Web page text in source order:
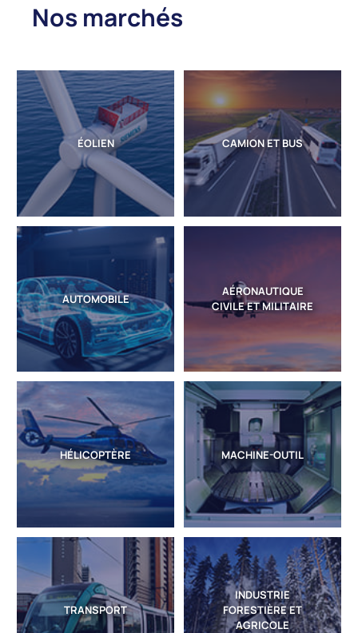
Nos marchés
ÉOLIEN CAMION ET BUS
AUTOMOBILE
AÉRONAUTIQUE
CIVILE ET MILITAIRE
HÉLICOPTÈRE MACHINE-OUTIL
TRANSPORT
INDUSTRIE
FORESTIÈRE ET
AGRICOLE